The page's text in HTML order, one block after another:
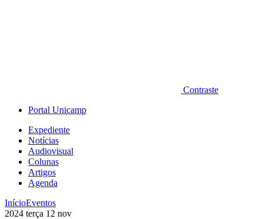
Contraste
Portal Unicamp
Expediente
Notícias
Audiovisual
Colunas
Artigos
Agenda
InícioEventos
2024 terça 12 nov